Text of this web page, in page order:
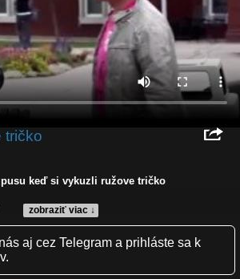
tričko
zobraziť viac ↓
keď si vykuzli ružove tričko
10:07
aj cez Telegram a prihláste sa k